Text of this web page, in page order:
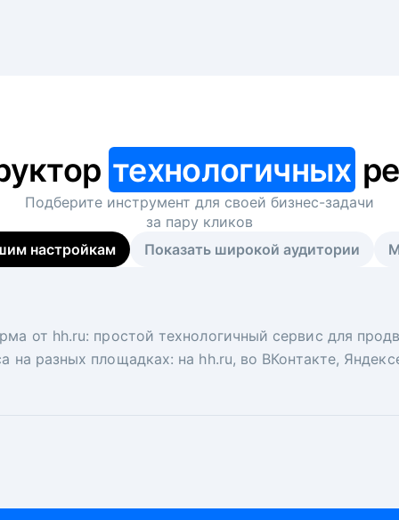
технологичных
Подберите инструмент для своей бизнес-задачи
за пару кликов
настройкам
Показать широкой аудитории
от hh.ru: простой технологичный сервис для
на разных площадках: на hh.ru, во ВКонтакте,
вакансий на главной странице hh.ru.
ключ. Решите, сколько кандидатов и когда вам
рекрутеры и проектные менеджеры hh.ru с